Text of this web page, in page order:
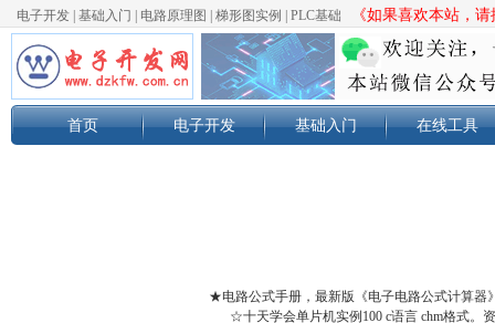
电子开发 基础入门 电路原理图 梯形图实例 PLC基础 《如果喜欢本站，
首页 电子开发 基础入门 在线工具
★电路公式手册，最新版《电子电路公式计算器
☆十天学会单片机实例100 c语言 chm格式。